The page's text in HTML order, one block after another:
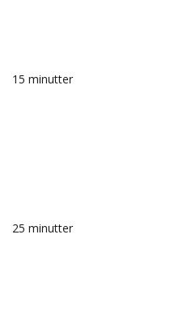
15 minutter
25 minutter